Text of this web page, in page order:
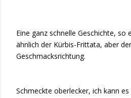
Eine ganz schnelle Geschichte, so
ähnlich der Kürbis-Frittata, aber
Geschmacksrichtung.
Schmeckte oberlecker, ich kann